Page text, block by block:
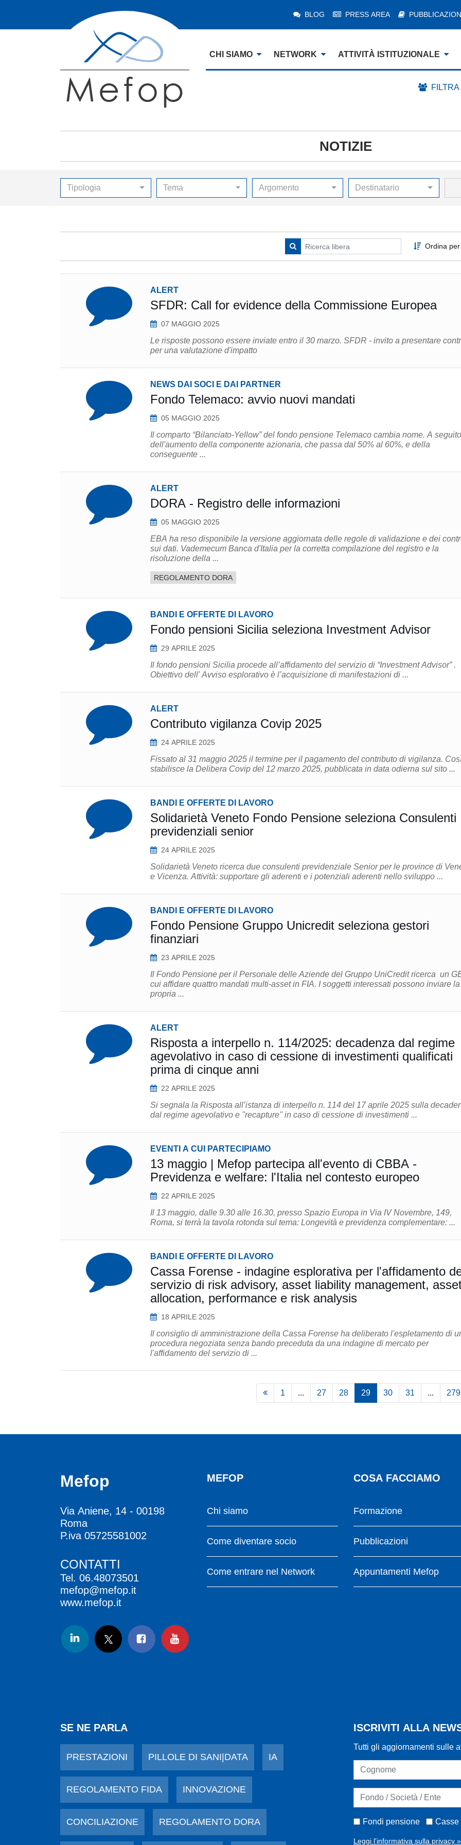
BLOG PRESS AREA
CHI SIAMO NETWORK ATTIVITÀ ISTITUZIONALE
NOTIZIE
Tipologia Tema Argomento Destinatario
Ordina
ALERT
SFDR: Call for evidence della Commissione Europea
07 MAGGIO 2025
Le risposte possono essere inviate entro il 30 marzo. SFDR - invito a presentare contributi
per una valutazione d'impatto
NEWS DAI SOCI E DAI PARTNER
Fondo Telemaco: avvio nuovi mandati
05 MAGGIO 2025
Il comparto “Bilanciato-Yellow” del fondo pensione Telemaco cambia nome. A seguito
dell'aumento della componente azionaria, che passa dal 50% al 60%, e della
conseguente ...
ALERT
DORA - Registro delle informazioni
05 MAGGIO 2025
EBA ha reso disponibile la versione aggiornata delle regole di validazione e dei
sui dati. Vademecum Banca d'Italia per la corretta compilazione del registro e la
risoluzione della ...
REGOLAMENTO DORA
BANDI E OFFERTE DI LAVORO
Fondo pensioni Sicilia seleziona Investment Advisor
29 APRILE 2025
Il fondo pensioni Sicilia procede all’affidamento del servizio di “Investment Advisor” .
Obiettivo dell' Avviso esplorativo è l’acquisizione di manifestazioni di ...
ALERT
Contributo vigilanza Covip 2025
24 APRILE 2025
Fissato al 31 maggio 2025 il termine per il pagamento del contributo di vigilanza. Così
stabilisce la Delibera Covip del 12 marzo 2025, pubblicata in data odierna sul sito ...
BANDI E OFFERTE DI LAVORO
Solidarietà Veneto Fondo Pensione seleziona Consulenti
previdenziali senior
24 APRILE 2025
Solidarietà Veneto ricerca due consulenti previdenziale Senior per le province di
e Vicenza. Attività: supportare gli aderenti e i potenziali aderenti nello sviluppo ...
BANDI E OFFERTE DI LAVORO
Fondo Pensione Gruppo Unicredit seleziona gestori
finanziari
23 APRILE 2025
Il Fondo Pensione per il Personale delle Aziende del Gruppo UniCredit ricerca un
cui affidare quattro mandati multi-asset in FIA. I soggetti interessati possono inviare la
propria ...
ALERT
Risposta a interpello n. 114/2025: decadenza dal regime
agevolativo in caso di cessione di investimenti qualificati
prima di cinque anni
22 APRILE 2025
Si segnala la Risposta all’istanza di interpello n. 114 del 17 aprile 2025 sulla
dal regime agevolativo e ''recapture'' in caso di cessione di investimenti ...
EVENTI A CUI PARTECIPIAMO
13 maggio | Mefop partecipa all'evento di CBBA -
Previdenza e welfare: l'Italia nel contesto europeo
22 APRILE 2025
Il 13 maggio, dalle 9.30 alle 16.30, presso Spazio Europa in Via IV Novembre, 149,
Roma, si terrà la tavola rotonda sul tema: Longevità e previdenza complementare: ...
BANDI E OFFERTE DI LAVORO
Cassa Forense - indagine esplorativa per l'affidamento
servizio di risk advisory, asset liability management,
allocation, performance e risk analysis
18 APRILE 2025
Il consiglio di amministrazione della Cassa Forense ha deliberato l'espletamento di
procedura negoziata senza bando preceduta da una indagine di mercato per
l'affidamento del servizio di ...
1 ... 27 28 29 30 31 ... 279
Mefop
Via Aniene, 14 - 00198
Roma
P.iva 05725581002
CONTATTI
Tel. 06.48073501
mefop@mefop.it
www.mefop.it
MEFOP
Chi siamo
Come diventare socio
Come entrare nel Network
COSA FACCIAMO
Formazione
Pubblicazioni
Appuntamenti Mefop
SE NE PARLA
PRESTAZIONI PILLOLE DI SANI|DATA IA
REGOLAMENTO FIDA INNOVAZIONE
CONCILIAZIONE REGOLAMENTO DORA
ISCRIVITI ALLA
Tutti gli aggiornamenti sulle
Fondi pensione Casse
Leggi l'informativa sulla privacy »